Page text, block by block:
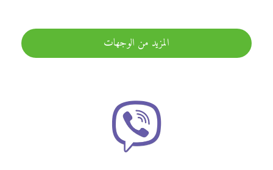
المزيد من الوجهات